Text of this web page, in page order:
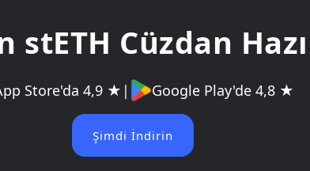
stETH Cüzdan
Store'da 4,9 ★ | Google Play'de 4,8 ★
Şimdi İndirin